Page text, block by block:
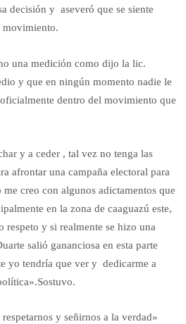
decisión y aseveró que se siente
una medición como dijo la lic.
y que en ningún momento nadie le
dentro del movimiento que
y a ceder , tal vez no tenga las
afrontar una campaña electoral para
creo con algunos adictamentos que
en la zona de caaguazú este,
respeto y si realmente se hizo una
salió gananciosa en esta parte
yo tendría que ver y dedicarme a
y señirnos a la verdad»